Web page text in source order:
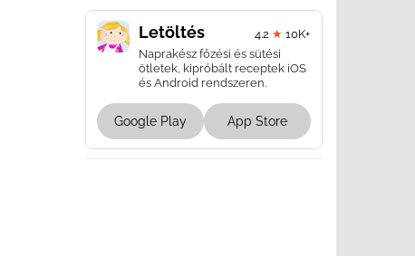
Letöltés 4.2 ★ 10K+
Naprakész főzési és sütési
ötletek, kipróbált receptek iOS
és Android rendszeren.
Google Play App Store